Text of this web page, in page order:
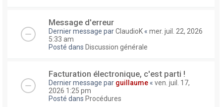
Message d'erreur
Dernier message parClaudioK « mer. juil. 22, 2026
5:33 am
Posté dans Discussion générale
Facturation électronique, c'est parti !
Dernier message par guillaume « ven. juil. 17,
2026 1:25 pm
Posté dans Procédures